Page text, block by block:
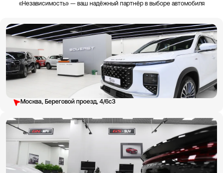
«Независимость» — ваш надёжный партнёр в выборе автомобиля
Москва, Береговой проезд, 4/6с3